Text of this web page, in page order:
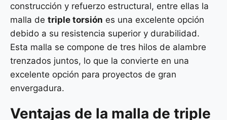
construcción y refuerzo estructural, entre ellas la
malla de triple torsión es una excelente opción
debido a su resistencia superior y durabilidad.
Esta malla se compone de tres hilos de alambre
trenzados juntos, lo que la convierte en una
excelente opción para proyectos de gran
envergadura.
Ventajas de la malla de triple